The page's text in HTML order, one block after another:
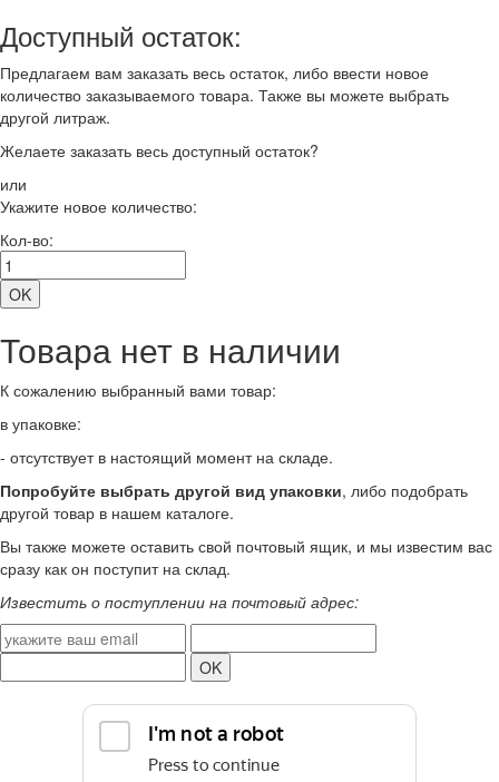
Доступный остаток:
Предлагаем вам заказать весь остаток, либо ввести новое
количество заказываемого товара. Также вы можете выбрать
другой литраж.
Желаете заказать весь доступный остаток?
или
Укажите новое количество:
Кол-во:
Товара нет в наличии
К сожалению выбранный вами товар:
в упаковке:
- отсутствует в настоящий момент на складе.
Попробуйте выбрать другой вид упаковки, либо подобрать
другой товар в нашем каталоге.
Вы также можете оставить свой почтовый ящик, и мы известим вас
сразу как он поступит на склад.
Известить о поступлении на почтовый адрес: